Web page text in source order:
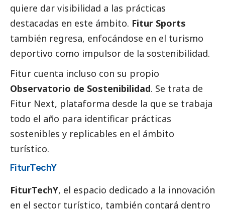
quiere dar visibilidad a las prácticas
destacadas en este ámbito. Fitur Sports
también regresa, enfocándose en el turismo
deportivo como impulsor de la sostenibilidad.
Fitur cuenta incluso con su propio
Observatorio de Sostenibilidad. Se trata de
Fitur Next, plataforma desde la que se trabaja
todo el año para identificar prácticas
sostenibles y replicables en el ámbito
turístico.
FiturTechY
FiturTechY, el espacio dedicado a la innovación
en el sector turístico, también contará dentro